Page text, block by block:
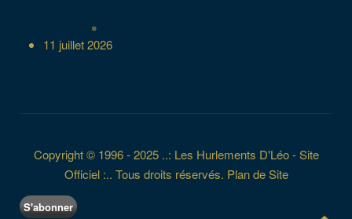
11 juillet 2026
Copyright © 1996 - 2025 ..: Les Hurlements D'Léo - Site
Officiel :.. Tous droits réservés. Plan de Site
S'abonner